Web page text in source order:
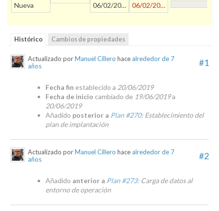
Nueva
06/02/2019 06/02/2019
Histórico Cambios de propiedades
#1
Actualizado porManuel Cillero hacealrededor de 7
años
Fecha fin establecido a 20/06/2019
Fecha de inicio cambiado de 19/06/2019a
20/06/2019
Añadido posterior a Plan #270: Establecimiento del
plan de implantación
#2
Actualizado porManuel Cillero hacealrededor de 7
años
Añadido anterior a Plan #273: Carga de datos al
entorno de operación